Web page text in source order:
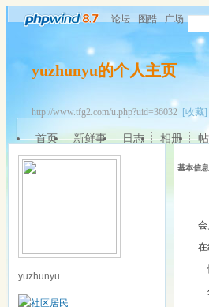
论坛 图酷 广场
yuzhunyu的个人主页
http://www.tfg2.com/u.php?uid=36032 [收藏]
首页 新鲜事 日志 相册
yuzhunyu
基本信息
在